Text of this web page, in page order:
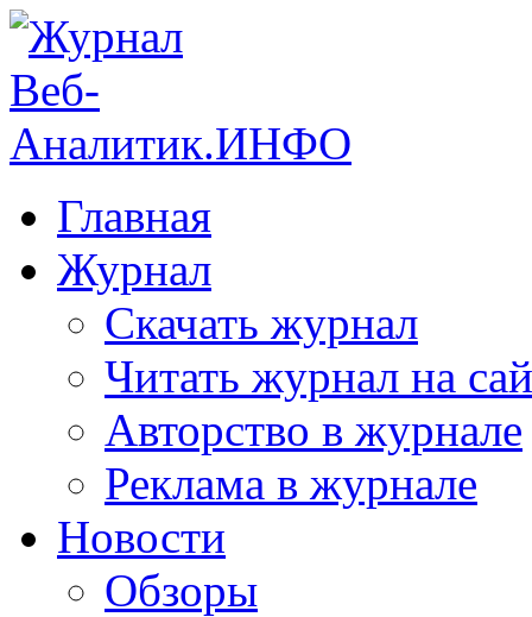
Главная
Журнал
Скачать журнал
Читать журнал на
Авторство в журнале
Реклама в журнале
Новости
Обзоры